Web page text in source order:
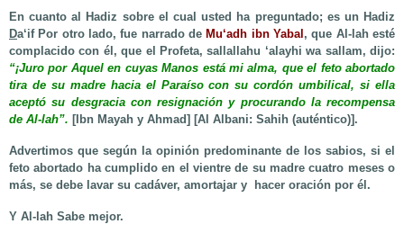
En cuanto al Hadiz sobre el cual usted ha preguntado; es un Hadiz
Da‘if Por otro lado, fue narrado de Mu‘adh ibn Yabal , que Al-lah esté
complacido con él, que el Profeta, sallallahu ‘alayhi wa sallam, dijo:
“¡Juro por Aquel en cuyas Manos está mi alma, que el feto abortado
tira de su madre hacia el Paraíso con su cordón umbilical, si ella
aceptó su desgracia con resignación y procurando la recompensa
de Al-lah”. [Ibn Mayah y Ahmad] [Al Albani: Sahih (auténtico)].
Advertimos que según la opinión predominante de los sabios, si el
feto abortado ha cumplido en el vientre de su madre cuatro meses o
más, se debe lavar su cadáver, amortajar y hacer oración por él.
Y Al-lah Sabe mejor.